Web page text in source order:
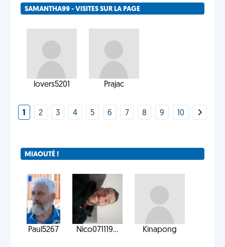
SAMANTHA99 - VISITES SUR LA PAGE
lovers5201 Prajac
1 2 3 4 5 6 7 8 9 10
MIAOUTÉ !
Paul5267 Nico071119... Kinapong